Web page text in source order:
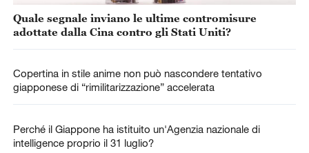
Quale segnale inviano le ultime contromisure
adottate dalla Cina contro gli Stati Uniti?
Copertina in stile anime non può nascondere tentativo
giapponese di “rimilitarizzazione” accelerata
Perché il Giappone ha istituito un'Agenzia nazionale di
intelligence proprio il 31 luglio?